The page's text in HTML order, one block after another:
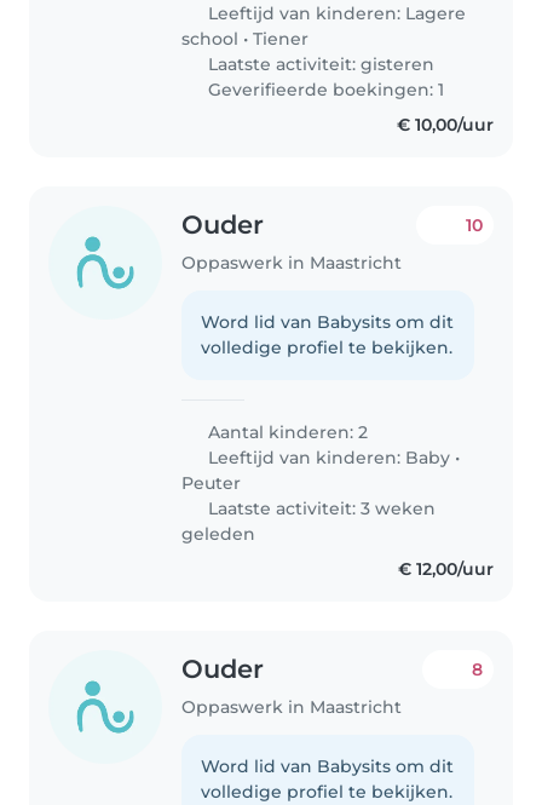
Leeftijd van kinderen: Lagere
school •Tiener
Laatste activiteit: gisteren
Geverifieerde boekingen: 1
€ 10,00/uur
Ouder
Oppaswerk in Maastricht
10
Word lid van Babysits om dit
volledige profiel te bekijken.
Aantal kinderen: 2
Leeftijd van kinderen: Baby •
Peuter
Laatste activiteit: 3 weken
geleden
€ 12,00/uur
Ouder
Oppaswerk in Maastricht
8
Word lid van Babysits om dit
volledige profiel te bekijken.